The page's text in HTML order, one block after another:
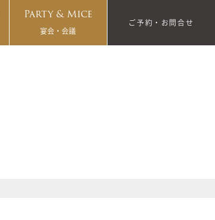
Party & Mice
宴会・会議
ご予約・お問合せ